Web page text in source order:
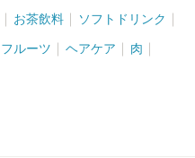
お茶飲料 ソフトドリンク
フルーツ ヘアケア 肉